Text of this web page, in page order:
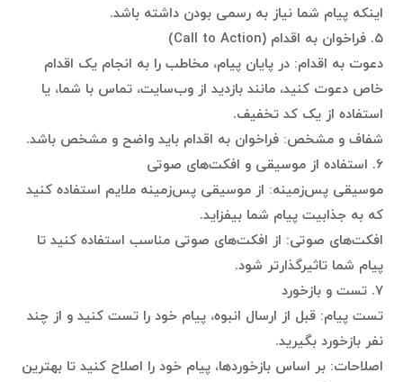
اینکه پیام شما نیاز به رسمی بودن داشته باشد.
۵. فراخوان به اقدام (Call to Action)
دعوت به اقدام: در پایان پیام، مخاطب را به انجام یک اقدام
خاص دعوت کنید، مانند بازدید از وب‌سایت، تماس با شما، یا
استفاده از یک کد تخفیف.
شفاف و مشخص: فراخوان به اقدام باید واضح و مشخص باشد.
۶. استفاده از موسیقی و افکت‌های صوتی
موسیقی پس‌زمینه: از موسیقی پس‌زمینه ملایم استفاده کنید
که به جذابیت پیام شما بیفزاید.
افکت‌های صوتی: از افکت‌های صوتی مناسب استفاده کنید تا
پیام شما تاثیرگذارتر شود.
۷. تست و بازخورد
تست پیام: قبل از ارسال انبوه، پیام خود را تست کنید و از چند
نفر بازخورد بگیرید.
اصلاحات: بر اساس بازخوردها، پیام خود را اصلاح کنید تا بهترین